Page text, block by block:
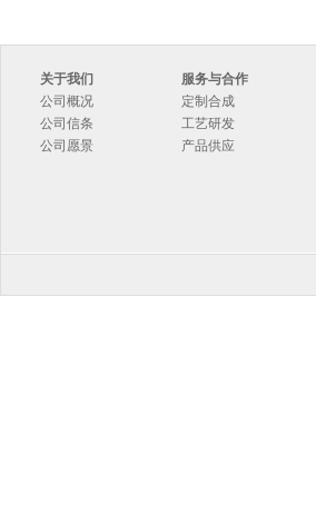
关于我们
公司概况
公司信条
公司愿景
服务与合作
定制合成
工艺研发
产品供应